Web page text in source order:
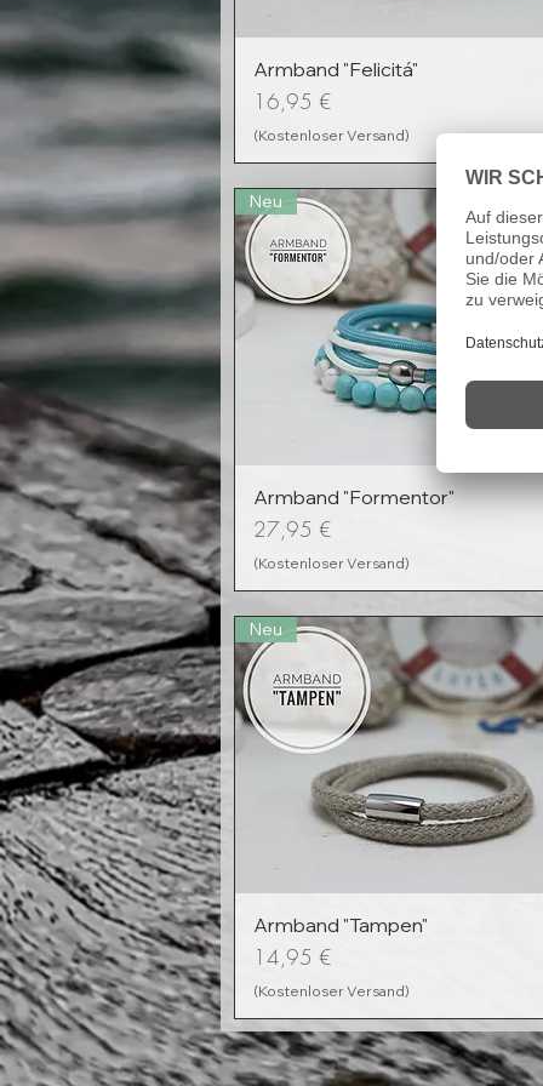
Armband "Felicitá"
Preis
16,95 €
(Kostenloser Versand)
Neu
Armband "Formentor"
Preis
27,95 €
(Kostenloser Versand)
Neu
Armband "Tampen"
Preis
14,95 €
(Kostenloser Versand)